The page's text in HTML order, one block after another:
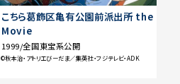
こちら葛飾区亀有公園前派出所 the
Movie
1999/全国東宝系公開
©秋本治・アトリエびーだま／集英社・フジテレビ・ADK